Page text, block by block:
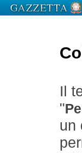
Il
"
un